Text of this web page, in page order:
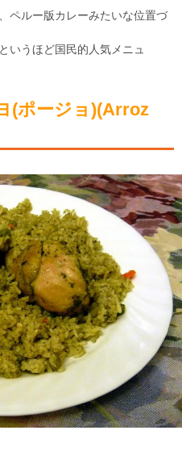
ペルー版カレーみたいな位置づ
いうほど国民的人気メニュ
(ポージョ)(Arroz